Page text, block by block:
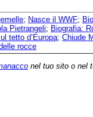
; Nasce il WWF;
Pietrangeli; Biografia:
tetto d’Europa; Chiude
rocce
nel tuo sito o nel